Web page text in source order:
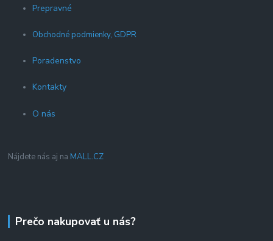
Prepravné
Obchodné podmienky, GDPR
Poradenstvo
Kontakty
O nás
Nájdete nás aj na MALL.CZ
Prečo nakupovať u nás?